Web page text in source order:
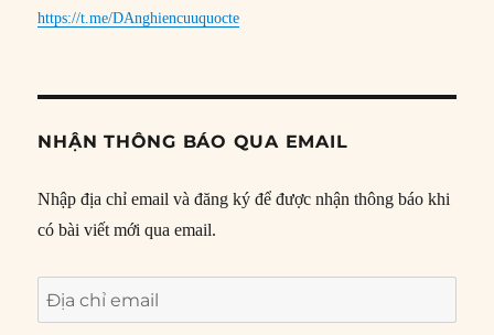
https://t.me/DAnghiencuuquocte
NHẬN THÔNG BÁO QUA EMAIL
Nhập địa chỉ email và đăng ký để được nhận thông báo khi
có bài viết mới qua email.
Địa
chỉ